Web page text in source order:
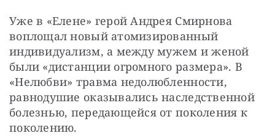
Уже в «Елене» герой Андрея Смирнова
воплощал новый атомизированный
индивидуализм, а между мужем и женой
были «дистанции огромного размера». В
«Нелюбви» травма недолюбленности,
равнодушие оказывались наследственной
болезнью, передающейся от поколения к
поколению.